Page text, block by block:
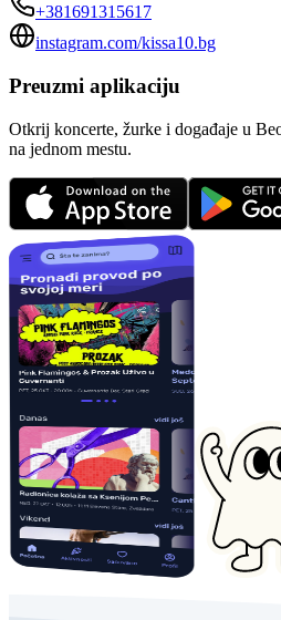
+381691315617
instagram.com/kissa10.bg
Preuzmi aplikaciju
Otkrij koncerte, žurke i događaje u
na jednom mestu.